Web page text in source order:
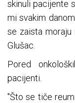
skinuli pacijente
mi svakim
se zaista moraju
Glušac.
Pored
pacijenti.
"Što se tiče